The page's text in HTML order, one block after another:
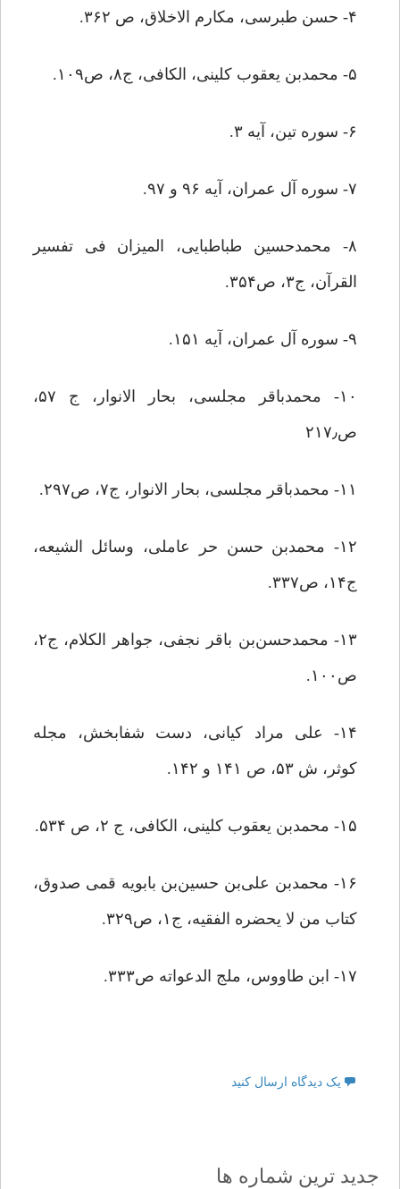
۴- حسن طبرسی، مکارم الاخلاق، ص ۳۶۲.
۵- محمدبن یعقوب کلینی، الکافی، ج۸، ص۱۰۹.
۶- سوره تین، آیه ۳.
۷- سوره آل عمران، آیه ۹۶ و ۹۷.
۸- محمدحسین طباطبایی، المیزان فی تفسیر
القرآن، ج۳، ص۳۵۴.
۹- سوره آل عمران، آیه ۱۵۱.
۱۰- محمدباقر مجلسی، بحار الانوار، ج ۵۷،
ص۲۱۷٫
۱۱- محمدباقر مجلسی، بحار الانوار، ج۷، ص۲۹۷.
۱۲- محمدبن حسن حر عاملی، وسائل الشیعه،
ج۱۴، ص۳۳۷.
۱۳- محمدحسن‌بن باقر نجفی، جواهر الکلام، ج۲،
ص۱۰۰.
۱۴- علی مراد کیانی، دست شفابخش، مجله
کوثر، ش ۵۳، ص ۱۴۱ و ۱۴۲.
۱۵- محمدبن یعقوب کلینی، الکافی، ج ۲، ص ۵۳۴.
۱۶- محمدبن علی‌بن حسین‌بن بابویه قمی صدوق،
کتاب من لا یحضره الفقیه، ج۱، ص۳۲۹.
۱۷- ابن طاووس، ملج الدعواته ص۳۳۳.
یک دیدگاه ارسال کنید
جدید ترین شماره ها